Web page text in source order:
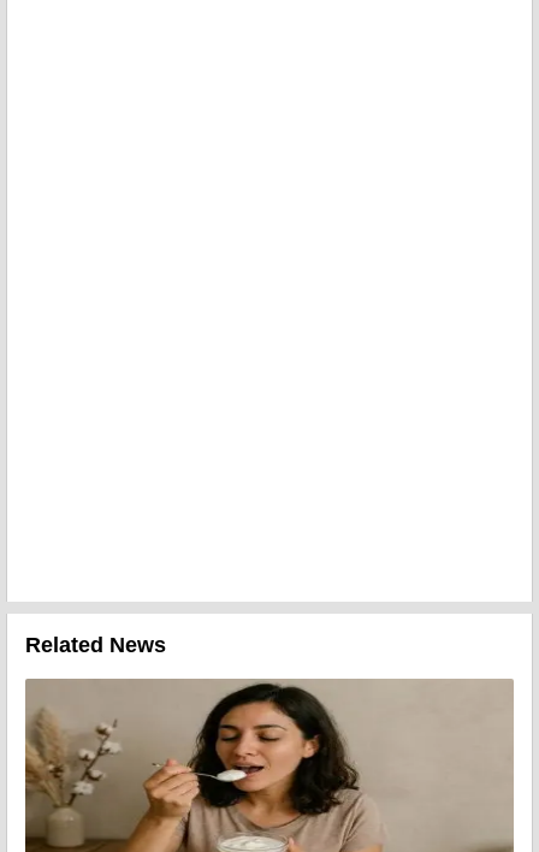
Related News